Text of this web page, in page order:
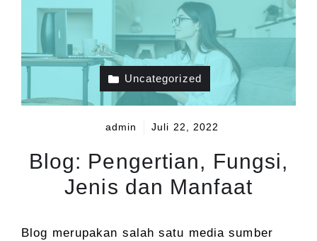
Uncategorized
admin Juli 22, 2022
Blog: Pengertian, Fungsi,
Jenis dan Manfaat
Blog merupakan salah satu media sumber